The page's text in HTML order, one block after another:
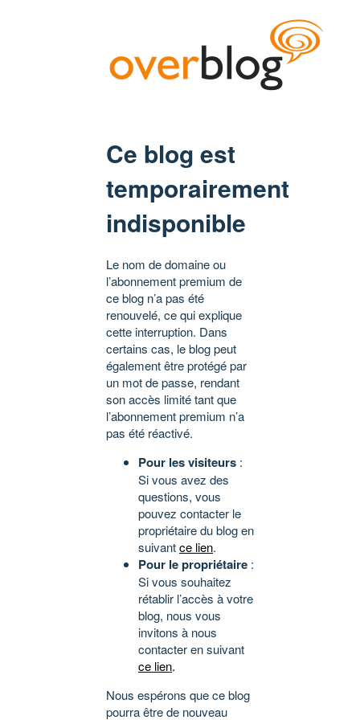
Ce blog est
temporairement
indisponible
Le nom de domaine ou
l’abonnement premium de
ce blog n’a pas été
renouvelé, ce qui explique
cette interruption. Dans
certains cas, le blog peut
également être protégé par
un mot de passe, rendant
son accès limité tant que
l’abonnement premium n’a
pas été réactivé.
Pour les visiteurs :
Si vous avez des
questions, vous
pouvez contacter le
propriétaire du blog en
suivantce lien.
Pour le propriétaire :
Si vous souhaitez
rétablir l’accès à votre
blog, nous vous
invitons à nous
contacter en suivant
ce lien.
Nous espérons que ce blog
pourra être de nouveau